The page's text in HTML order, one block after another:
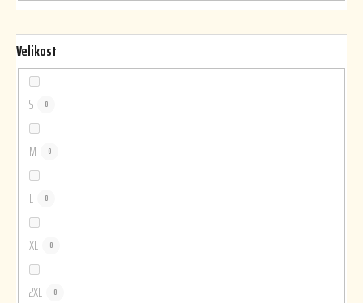
Velikost
S 0
M 0
L 0
XL 0
2XL 0